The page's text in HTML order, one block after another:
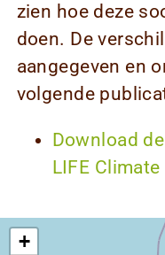
zien hoe deze
doen. De
aangegeven en
volgende
Download
LIFE
+